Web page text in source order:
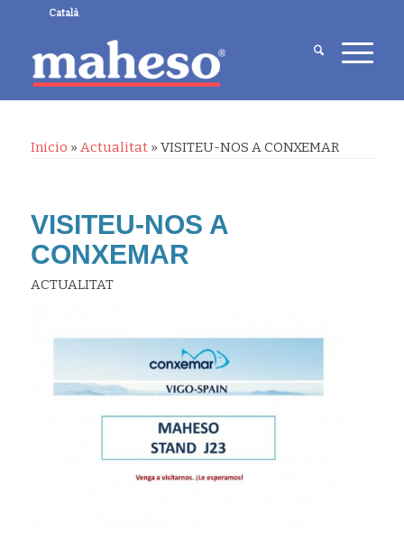
Català
Inicio » Actualitat» VISITEU-NOS A CONXEMAR
VISITEU-NOS A
CONXEMAR
ACTUALITAT